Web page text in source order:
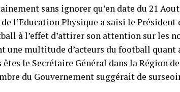
sans ignorer qu’en date du 21
l’Education Physique a saisi le Président
à l’effet d’attirer son attention sur les
une multitude d’acteurs du football quant
le Secrétaire Général dans la Région
du Gouvernement suggérait de